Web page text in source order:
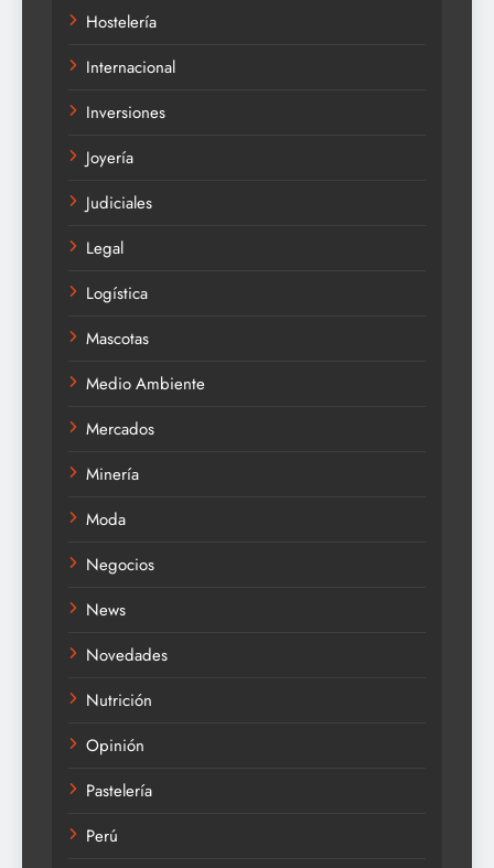
Hostelería
Internacional
Inversiones
Joyería
Judiciales
Legal
Logística
Mascotas
Medio Ambiente
Mercados
Minería
Moda
Negocios
News
Novedades
Nutrición
Opinión
Pastelería
Perú